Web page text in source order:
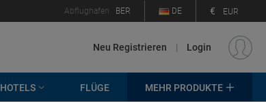
Abflughafen BER DE € EUR
Neu Registrieren | Login
HOTELS FLÜGE MEHR PRODUKTE